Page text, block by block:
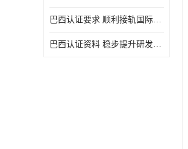
巴西认证要求 顺利接轨国际规范
巴西认证资料 稳步提升研发能力